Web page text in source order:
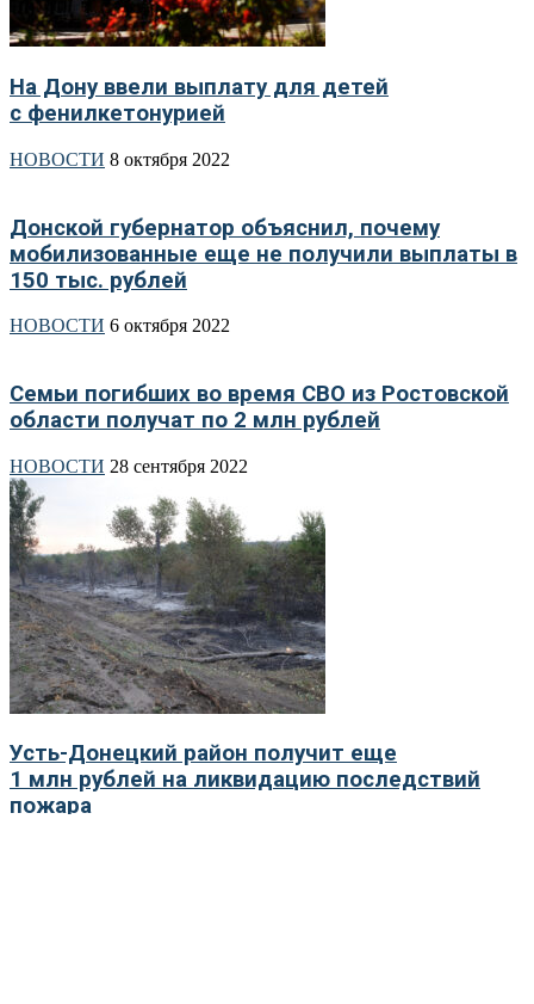
На Дону ввели выплату для детей
с фенилкетонурией
НОВОСТИ 8 октября 2022
Донской губернатор объяснил, почему
мобилизованные еще не получили выплаты в
150 тыс. рублей
НОВОСТИ 6 октября 2022
Семьи погибших во время СВО из Ростовской
области получат по 2 млн рублей
НОВОСТИ 28 сентября 2022
Усть-Донецкий район получит еще
1 млн рублей на ликвидацию последствий
пожара